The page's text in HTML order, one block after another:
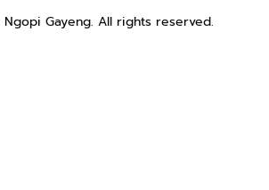
Ngopi Gayeng. All rights reserved.